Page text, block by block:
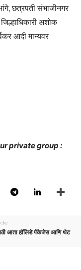
छत्रपती संभाजीनगर
अशोक
आदी मान्यवर
private group :
आता हॉलिडे पॅकेजेस आणि थेट